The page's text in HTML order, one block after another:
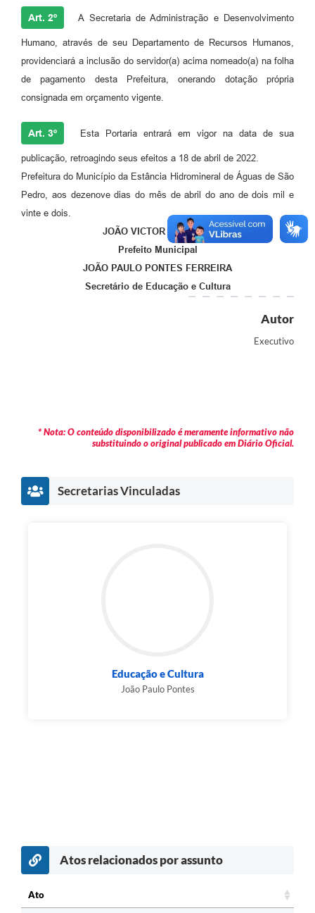
Art. 2º A Secretaria de Administração e Desenvolvimento
Humano, através de seu Departamento de Recursos Humanos,
providenciará a inclusão do servidor(a) acima nomeado(a) na folha
de pagamento desta Prefeitura, onerando dotação própria
consignada em orçamento vigente.
Art. 3º Esta Portaria entrará em vigor na data de sua
publicação, retroagindo seus efeitos a 18 de abril de 2022.
Prefeitura do Município da Estância Hidromineral de Águas de São
Pedro, aos dezenove dias do mês de abril do ano de dois mil e
vinte e dois.
JOÃO VICTOR BARBOZA
Prefeito Municipal
JOÃO PAULO PONTES FERREIRA
Secretário de Educação e Cultura
Autor
Executivo
* Nota: O conteúdo disponibilizado é meramente informativo não
substituindo o original publicado em Diário Oficial.
Secretarias Vinculadas
Educação e Cultura
João Paulo Pontes
Atos relacionados por assunto
Ato